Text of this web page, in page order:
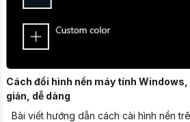
Cách đổi hình nền máy tính
giản, dễ dàng
Bài viết hướng dẫn cách cài hình nền